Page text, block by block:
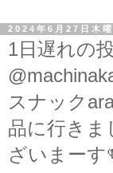
2024年6月27日木曜
1日遅れの
スナック
品に行き
ざいまーす